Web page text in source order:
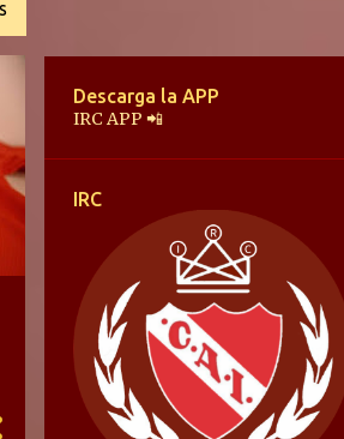
Descarga la APP
IRC APP 📲
IRC